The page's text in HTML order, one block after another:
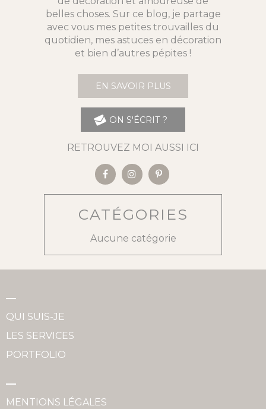
belles choses. Sur ce blog, je partage
avec vous mes petites trouvailles du
quotidien, mes astuces en décoration
et bien d’autres pépites !
EN SAVOIR PLUS
ON S'ÉCRIT ?
RETROUVEZ MOI AUSSI ICI
CATÉGORIES
Aucune catégorie
QUI SUIS-JE
LES SERVICES
PORTFOLIO
MENTIONS LÉGALES